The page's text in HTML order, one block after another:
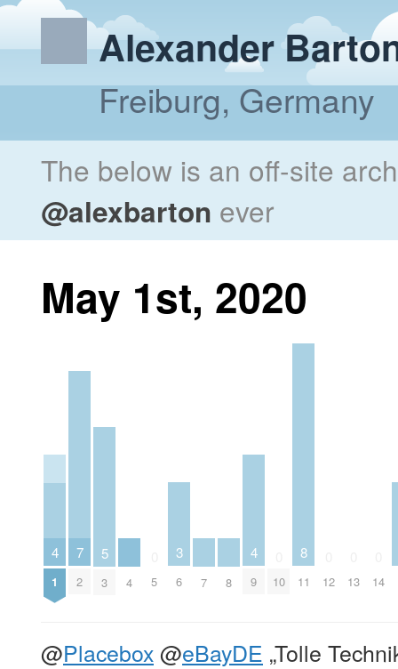
Alexander
Freiburg, Germany
The below is an off-site
@alexbarton ever
May 1st, 2020
4
1
7
2
5
3 4 5
3
6 7 8
4
9 10
8
11 12 13 14
@Placebox@eBayDE „Tolle